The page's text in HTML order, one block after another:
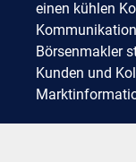
einen kühlen
Börsenmakler
Kunden und